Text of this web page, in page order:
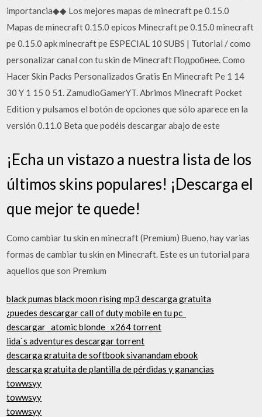
importancia◆◆ Los mejores mapas de minecraft pe 0.15.0
Mapas de minecraft 0.15.0 epicos Minecraft pe 0.15.0 minecraft
pe 0.15.0 apk minecraft pe ESPECIAL 10 SUBS | Tutorial / como
personalizar canal con tu skin de Minecraft Подробнее. Como
Hacer Skin Packs Personalizados Gratis En Minecraft Pe 1 14
30 Y 1 15 0 51. ZamudioGamerYT. Abrimos Minecraft Pocket
Edition y pulsamos el botón de opciones que sólo aparece en la
versión 0.11.0 Beta que podéis descargar abajo de este
¡Echa un vistazo a nuestra lista de los
últimos skins populares! ¡Descarga el
que mejor te quede!
Como cambiar tu skin en minecraft (Premium) Bueno, hay varias
formas de cambiar tu skin en Minecraft. Este es un tutorial para
aquellos que son Premium
black pumas black moon rising mp3 descarga gratuita
¿puedes descargar call of duty mobile en tu pc_
descargar _atomic blonde_ x264 torrent
lida`s adventures descargar torrent
descarga gratuita de softbook sivanandam ebook
descarga gratuita de plantilla de pérdidas y ganancias
towwsyy
towwsyy
towwsyy